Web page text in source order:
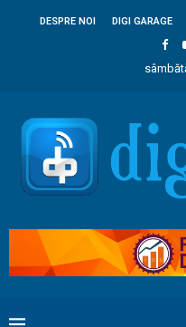
DESPRE NOI DIGI GARAGE